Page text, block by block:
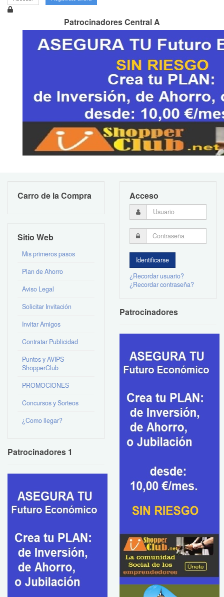
Patrocinadores Central A
Carro de la Compra
Sitio Web
Mis primeros pasos
Plan de Ahorro
Aviso Legal
Solicitar Invitación
Invitar Amigos
Contratar Publicidad
Puntos y AVIPS
ShopperClub
PROMOCIONES
Concursos y Sorteos
¿Como llegar?
Patrocinadores 1
Acceso
¿Recordar usuario?
¿Recordar contraseña?
Patrocinadores